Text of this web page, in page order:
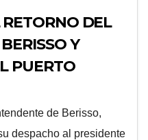
DEL
Y
PUERTO
de Berisso,
despacho al presidente